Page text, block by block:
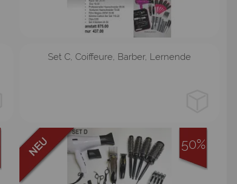
weiss
Set C, Coiffeure, Barber, Lernende
50%